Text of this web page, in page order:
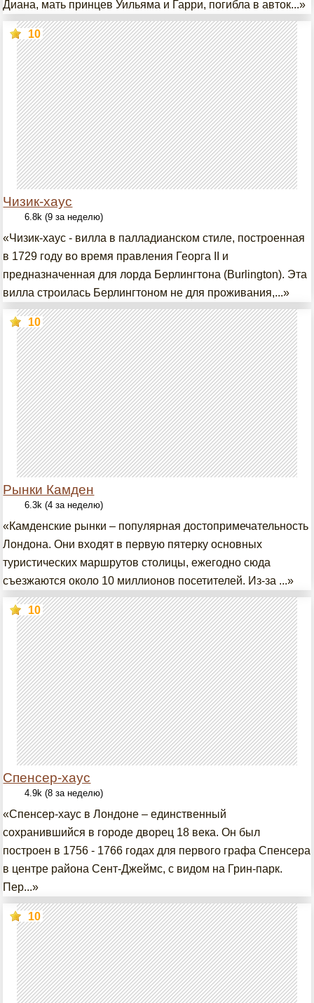
Диана, мать принцев Уильяма и Гарри, погибла в авток...»
Чизик-хаус
10
6.8k (9 за неделю)
«Чизик-хаус - вилла в палладианском стиле, построенная
в 1729 году во время правления Георга II и
предназначенная для лорда Берлингтона (Burlington). Эта
вилла строилась Берлингтоном не для проживания,...»
Рынки Камден
10
6.3k (4 за неделю)
«Камденские рынки – популярная достопримечательность
Лондона. Они входят в первую пятерку основных
туристических маршрутов столицы, ежегодно сюда
съезжаются около 10 миллионов посетителей. Из-за ...»
Спенсер-хаус
10
4.9k (8 за неделю)
«Спенсер-хаус в Лондоне – единственный
сохранившийся в городе дворец 18 века. Он был
построен в 1756 - 1766 годах для первого графа Спенсера
в центре района Сент-Джеймс, с видом на Грин-парк.
Пер...»
10